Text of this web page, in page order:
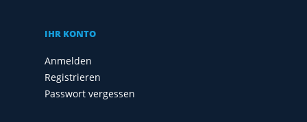
IHR KONTO
Anmelden
Registrieren
Passwort vergessen